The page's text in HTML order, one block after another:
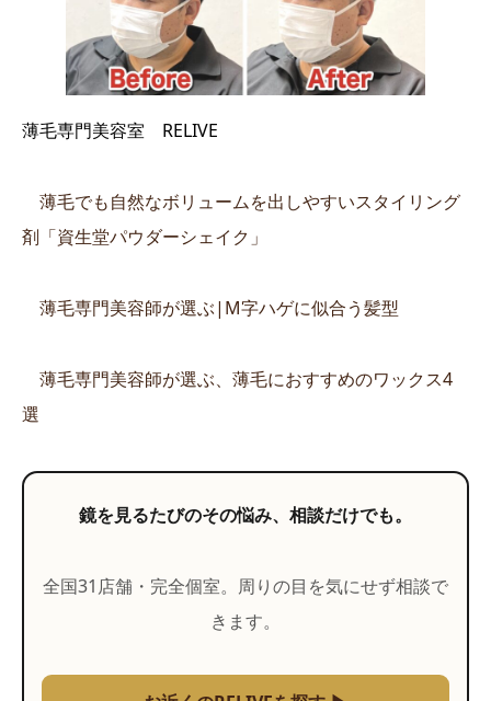
薄毛専門美容室 RELIVE
薄毛でも自然なボリュームを出しやすいスタイリング
剤「資生堂パウダーシェイク」
薄毛専門美容師が選ぶ|M字ハゲに似合う髪型
薄毛専門美容師が選ぶ、薄毛におすすめのワックス4
選
鏡を見るたびのその悩み、相談だけでも。
全国31店舗・完全個室。周りの目を気にせず相談で
きます。